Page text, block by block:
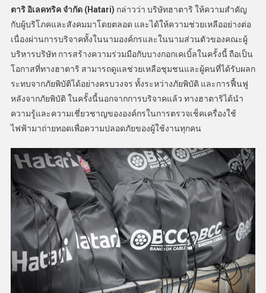
ตาริ อิเลคทริค จำกัด (Hatari) กล่าวว่า บริษัทฮาตาริ ให้ความสำคัญ
กับผู้บริโภคและสังคมมาโดยตลอด และได้ให้ความช่วยเหลืออย่างต่อ
เนื่องผ่านการบริจาคทั้งในนามองค์กรและในนามส่วนตัวของคณะผู้
บริหารบริษัท การสร้างความร่วมมือกับบางกอกเคเบิ้ลในครั้งนี้ ถือเป็น
โอกาสที่ทางฮาตาริ สามารถดูแลช่วยเหลือชุมชนและผู้คนที่ได้รับผลก
ระทบจากภัยพิบัติได้อย่างครบวงจร ทั้งระหว่างภัยพิบัติ และการฟื้นฟู
หลังจากภัยพิบัติ ในครั้งนี้นอกจากการบริจาคแล้ว ทางฮาตาริได้นำ
ความรู้และความเชี่ยวชาญขององค์กรในการตรวจเช็คเครื่องใช้
ไฟฟ้ามาถ่ายทอดเพื่อความปลอดภัยของผู้ใช้งานทุกคน